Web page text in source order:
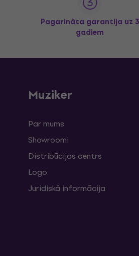
Pagarināta garantija uz 3
gadiem
Muziker
Par mums
Showroomi
Distribūcijas centrs
Logo
Juridiskā informācija